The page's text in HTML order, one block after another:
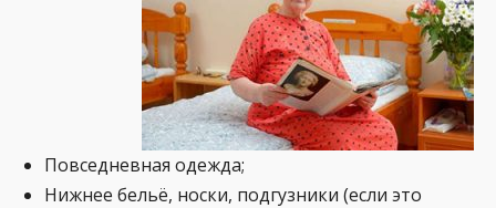
Повседневная одежда;
Нижнее бельё, носки, подгузники (если это